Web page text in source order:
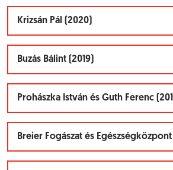
Krizsán Pál (2020)
Buzás Bálint (2019)
Prohászka István és Guth Ferenc
Breier Fogászat és Egészségközpont